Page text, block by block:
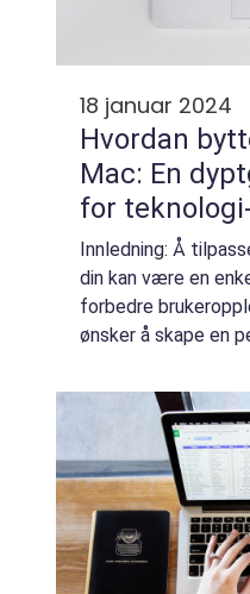
18 januar 2024
Hvordan
Mac: En
for
nerder
Innledning: Å
din kan være en
forbedre
ønsker å skape en
inspirerende preg,